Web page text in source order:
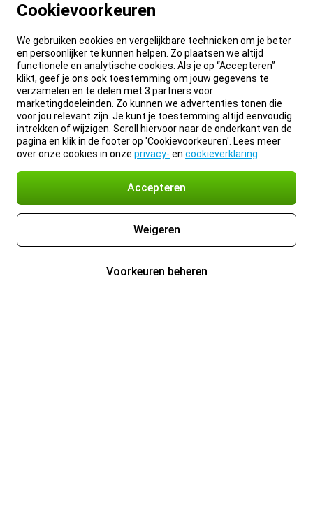
Cookievoorkeuren
We gebruiken cookies en vergelijkbare technieken om je beter
en persoonlijker te kunnen helpen. Zo plaatsen we altijd
functionele en analytische cookies. Als je op “Accepteren”
klikt, geef je ons ook toestemming om jouw gegevens te
verzamelen en te delen met 3 partners voor
marketingdoeleinden. Zo kunnen we advertenties tonen die
voor jou relevant zijn. Je kunt je toestemming altijd eenvoudig
intrekken of wijzigen. Scroll hiervoor naar de onderkant van de
pagina en klik in de footer op 'Cookievoorkeuren'. Lees meer
over onze cookies in onze privacy- en cookieverklaring
Accepteren
Weigeren
Voorkeuren beheren